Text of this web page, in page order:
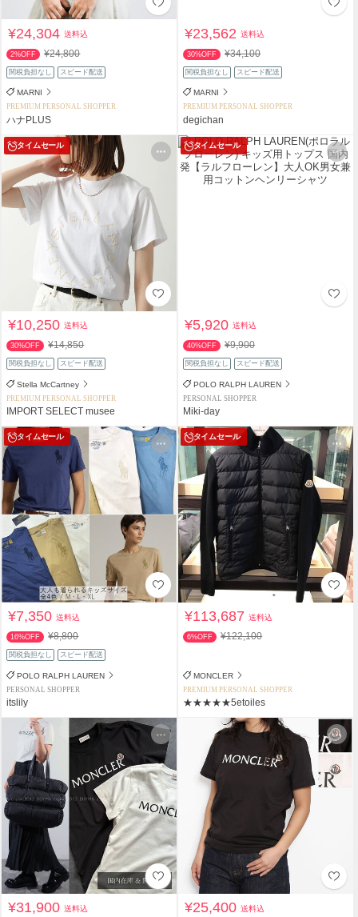
¥24,304送料込
2%OFF ¥24,800
関税負担なし スピード配送
MARNI
PREMIUM PERSONAL SHOPPER
ハナPLUS
¥23,562送料込
30%OFF ¥34,100
関税負担なし スピード配送
MARNI
PREMIUM PERSONAL SHOPPER
degichan
タイムセール
¥10,250送料込
30%OFF ¥14,850
関税負担なし スピード配送
Stella McCartney
PREMIUM PERSONAL SHOPPER
IMPORT SELECT musee
タイムセール
¥5,920送料込
40%OFF ¥9,900
関税負担なし スピード配送
POLO RALPH LAUREN
PERSONAL SHOPPER
Miki-day
タイムセール
¥7,350送料込
16%OFF ¥8,800
関税負担なし スピード配送
POLO RALPH LAUREN
PERSONAL SHOPPER
itslily
タイムセール
¥113,687送料込
6%OFF ¥122,100
MONCLER
PREMIUM PERSONAL SHOPPER
★★★★★5etoiles
¥31,900送料込 ¥25,400送料込